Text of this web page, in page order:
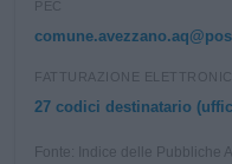
PEC
FATTURAZIONE
27 codici destinatario
Fonte: Indice delle Pubbliche